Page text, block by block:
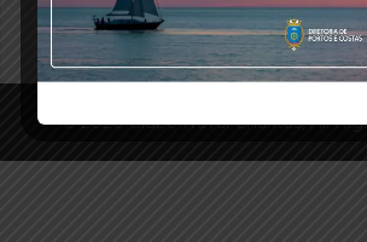
READ MORE
© 2020 Clube Naval Charitas, All